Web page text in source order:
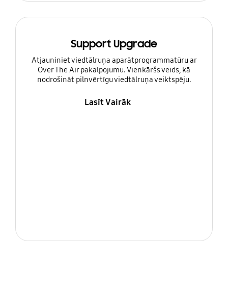
Support Upgrade
Atjauniniet viedtālruņa aparātprogrammatūru ar
Over The Air pakalpojumu. Vienkāršs veids, kā
nodrošināt pilnvērtīgu viedtālruņa veiktspēju.
Lasīt Vairāk